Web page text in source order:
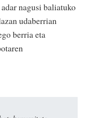
nagusi baliatuko
udaberrian
berria eta